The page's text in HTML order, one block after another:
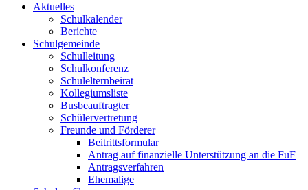
Aktuelles
Schulkalender
Berichte
Schulgemeinde
Schulleitung
Schulkonferenz
Schulelternbeirat
Kollegiumsliste
Busbeauftragter
Schülervertretung
Freunde und Förderer
Beitrittsformular
Antrag auf finanzielle Unterstützung an die FuF
Antragsverfahren
Ehemalige